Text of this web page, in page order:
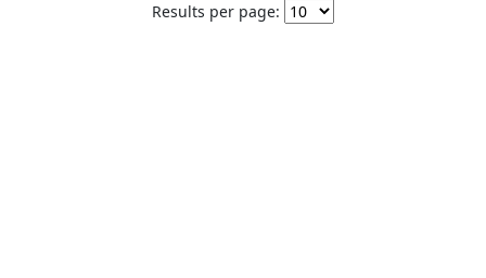
Results per page: